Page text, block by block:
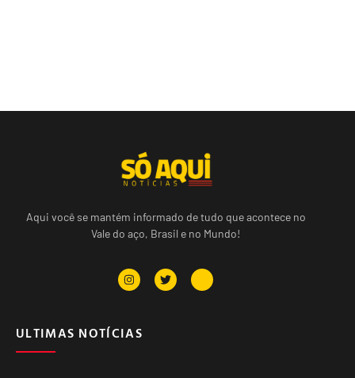
Aqui você se mantém informado de tudo que acontece no
Vale do aço, Brasil e no Mundo!
ULTIMAS NOTÍCIAS